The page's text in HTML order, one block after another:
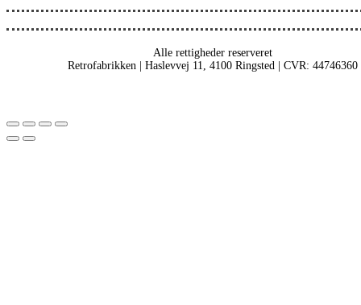
Alle rettigheder reserveret
Retrofabrikken | Haslevvej 11, 4100 Ringsted | CVR: 44746360